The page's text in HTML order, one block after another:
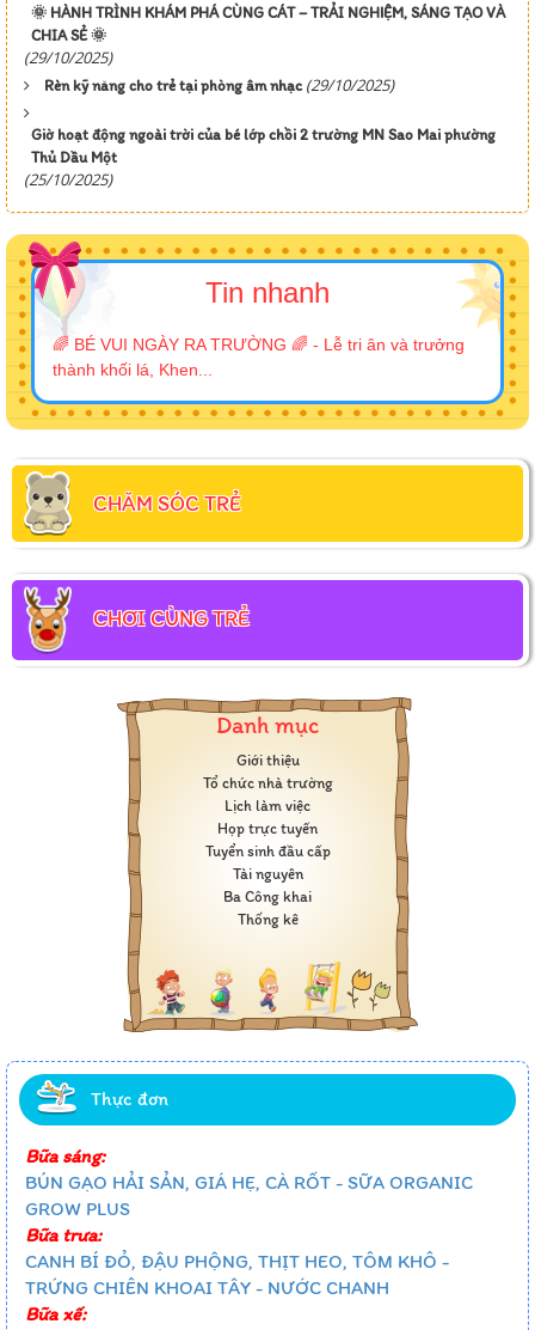
🌞 HÀNH TRÌNH KHÁM PHÁ CÙNG CÁT – TRẢI NGHIỆM, SÁNG TẠO VÀ
CHIA SẺ 🌞
(29/10/2025)
Rèn kỹ năng cho trẻ tại phòng âm nhạc (29/10/2025)
Giờ hoạt động ngoài trời của bé lớp chồi 2 trường MN Sao Mai phường
Thủ Dầu Một
(25/10/2025)
Tin nhanh
🌈 BÉ VUI NGÀY RA TRƯỜNG 🌈 - Lễ tri ân và trưởng
thành khối lá, Khen...
CHĂM SÓC TRẺ
CHƠI CÙNG TRẺ
Danh mục
Giới thiệu
Tổ chức nhà trường
Lịch làm việc
Họp trực tuyến
Tuyển sinh đầu cấp
Tài nguyên
Ba Công khai
Thống kê
Thực đơn
Bữa sáng:
BÚN GẠO HẢI SẢN, GIÁ HẸ, CÀ RỐT - SỮA ORGANIC
GROW PLUS
Bữa trưa:
CANH BÍ ĐỎ, ĐẬU PHỘNG, THỊT HEO, TÔM KHÔ -
TRỨNG CHIÊN KHOAI TÂY - NƯỚC CHANH
Bữa xế: